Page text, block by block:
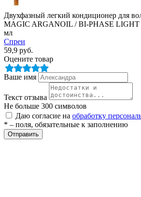
Двухфазный легкий кондиционер для
MAGIC ARGANOIL / BI-PHASE
мл
Спреи
59,9 руб.
Оцените товар
Ваше имя
Текст отзыва
Не больше 300 символов
Даю согласие на обработку
* – поля, обязательные к заполнению
Отправить